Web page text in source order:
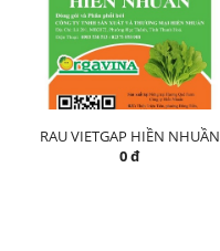
RAU VIETGAP HIỀN NHUẦN
0 đ